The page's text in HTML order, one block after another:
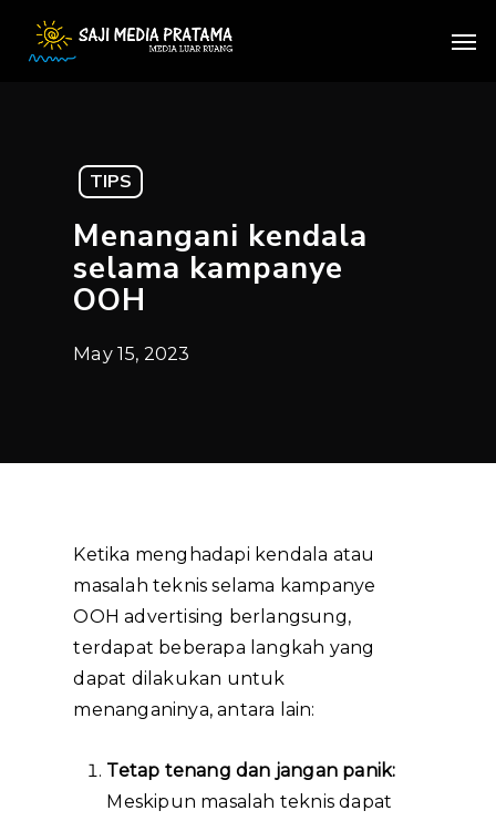
TIPS
Menangani kendala
selama kampanye
OOH
May 15, 2023
Ketika menghadapi kendala atau
masalah teknis selama kampanye
OOH advertising berlangsung,
terdapat beberapa langkah yang
dapat dilakukan untuk
menanganinya, antara lain:
Tetap tenang dan jangan panik:
Meskipun masalah teknis dapat